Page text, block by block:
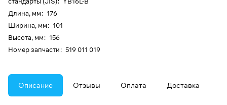
Длина, мм: 176
Ширина, мм: 101
Высота, мм: 156
Номер запчасти: 519 011 019
Описание Отзывы Оплата Доставка